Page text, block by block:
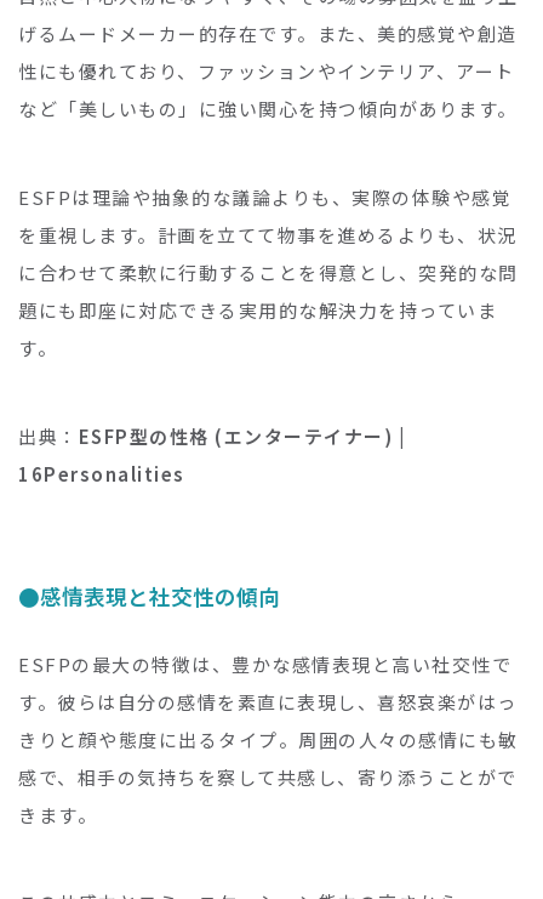
げるムードメーカー的存在です。また、美的感覚や創造
性にも優れており、ファッションやインテリア、アート
など「美しいもの」に強い関心を持つ傾向があります。
ESFPは理論や抽象的な議論よりも、実際の体験や感覚
を重視します。計画を立てて物事を進めるよりも、状況
に合わせて柔軟に行動することを得意とし、突発的な問
題にも即座に対応できる実用的な解決力を持っていま
す。
出典： ESFP型の性格 (エンターテイナー) |
16Personalities
感情表現と社交性の傾向
ESFPの最大の特徴は、豊かな感情表現と高い社交性で
す。彼らは自分の感情を素直に表現し、喜怒哀楽がはっ
きりと顔や態度に出るタイプ。周囲の人々の感情にも敏
感で、相手の気持ちを察して共感し、寄り添うことがで
きます。